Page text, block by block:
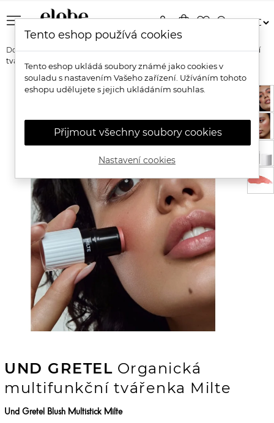
menu shopping_bagfavorite_bordersearch
person
Domů Značky Und Gretel
Und Gretel Organická multifunkční
tvářenka Milte
UND GRETEL Organická
multifunkční tvářenka Milte
Und Gretel Blush Multistick Milte
Tento eshop používá cookies
Tento eshop ukládá soubory známé jako cookies v
souladu s nastavením Vašeho zařízení. Užíváním tohoto
eshopu udělujete s jejich ukládáním souhlas.
Přijmout všechny soubory cookies
Nastavení cookies